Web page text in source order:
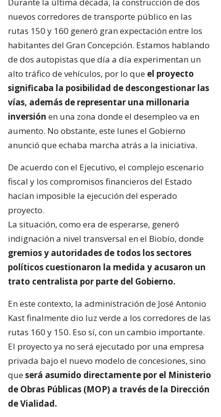
Durante la última década, la construcción de dos
nuevos corredores de transporte público en las
rutas 150 y 160 generó gran expectación entre los
habitantes del Gran Concepción. Estamos hablando
de dos autopistas que día a día experimentan un
alto tráfico de vehículos, por lo que el proyecto
significaba la posibilidad de descongestionar las
vías, además de representar una millonaria
inversión en una zona donde el desempleo va en
aumento. No obstante, este lunes el Gobierno
anunció que echaba marcha atrás a la iniciativa.
De acuerdo con el Ejecutivo, el complejo escenario
fiscal y los compromisos financieros del Estado
hacían imposible la ejecución del esperado
proyecto.
La situación, como era de esperarse, generó
indignación a nivel transversal en el Biobío, donde
gremios y autoridades de todos los sectores
políticos cuestionaron la medida y acusaron un
trato centralista por parte del Gobierno.
En este contexto, la administración de José Antonio
Kast finalmente dio luz verde a los corredores de las
rutas 160 y 150. Eso sí, con un cambio importante.
El proyecto ya no será ejecutado por una empresa
privada bajo el nuevo modelo de concesiones, sino
queserá asumido directamente por el Ministerio
de Obras Públicas (MOP) a través de la Dirección
de Vialidad.